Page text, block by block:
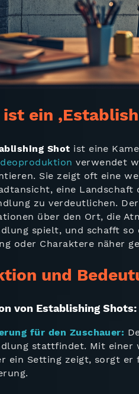
ist ein
Shot ist eine
verwendet
Sie zeigt oft eine
eine Landschaft
zu verdeutlichen.
über den Ort, die
spielt, und schafft
oder Charaktere näher
und
von Establishing Shots:
für den Zuschauer:
stattfindet. Mit einer
ein Setting zeigt, sorgt